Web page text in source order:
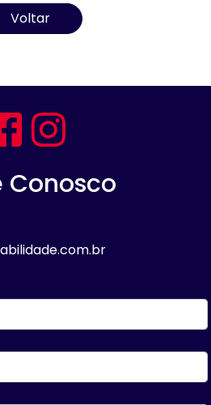
Voltar
Conosco